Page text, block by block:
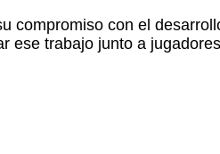
compromiso con el
ese trabajo junto a